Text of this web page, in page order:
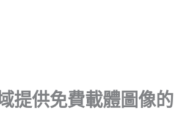
提供免費載體圖像的